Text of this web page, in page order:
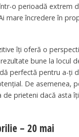
o perioadă extrem
mare încredere în
îți oferă o
bune la locul
perfectă pentru a-ți
De asemenea,
de prieteni dacă asta
– 20 mai